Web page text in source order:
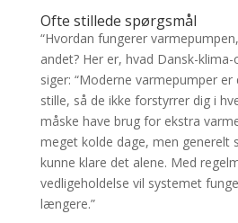
Ofte stillede spørgsmål
“Hvordan fungerer
andet? Her er, hvad Dansk-
siger: “Moderne varmepumper
stille, så de ikke forstyrrer dig i
måske have brug for ekstra
meget kolde dage, men generelt
kunne klare det alene. Med
vedligeholdelse vil systemet
længere.”